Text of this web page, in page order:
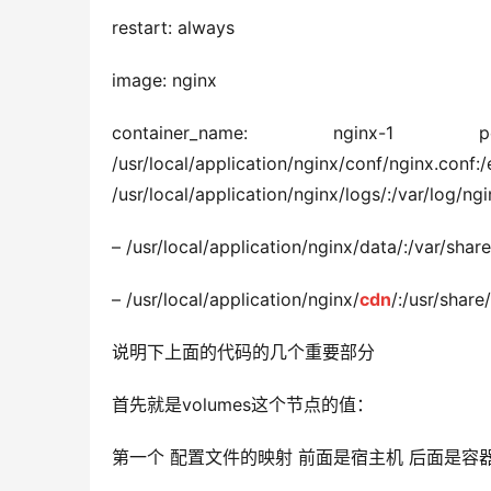
restart: always
image: nginx
container_name:
/usr/local/application/
/usr/local/application/nginx/logs/:/var/log/
– /usr/local/application/nginx/data/:/var/
– /usr/local/application/nginx/cdn/:/usr/
说明下上面的代码的几个重要部分
首先就是volumes这个节点的值：
第一个 配置文件的映射 前面是宿主机 后面是容